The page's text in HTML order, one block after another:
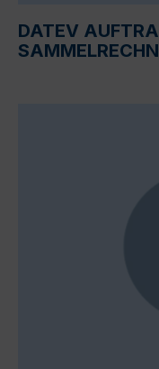
DATEV